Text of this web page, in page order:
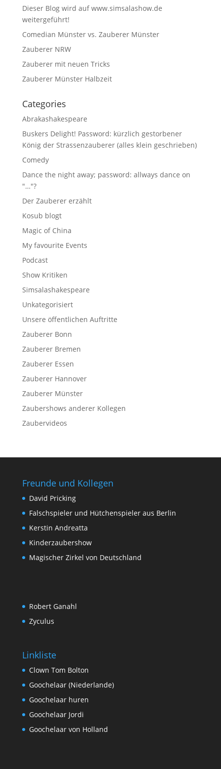
Dieser Blog wird auf www.simsalashow.de
weitergeführt!
Comedian Münster vs. Zauberer Münster
Zauberer NRW
Zauberer mit neuen Tricks
Zauberer Münster Halbzeit
Categories
Abrakashakespeare
Buskers Delight! Password: kürzlich gestorbener
König der Strassenzauberer (alles klein geschrieben)
Comedy
Dance the night away; password: allways dance on
"…"?
Der Zauberer erzählt
Kosub blogt
Magic of China
My favourite Events
Podcast
Show Kritiken
Simsalashakespeare
Unkategorisiert
Unsere öffentlichen Auftritte
Zauberer Bonn
Zauberer Bremen
Zauberer Essen
Zauberer Hannover
Zauberer Münster
Zaubershows anderer Kollegen
Zaubervideos
Freunde und Kollegen
David Pricking
Falschspieler und Hütchenspieler aus Berlin
Kerstin Andreatta
Kinderzaubershow
Magischer Zirkel von Deutschland
Robert Ganahl
Zyculus
Linkliste
Clown Tom Bolton
Goochelaar (Niederlande)
Goochelaar huren
Goochelaar Jordi
Goochelaar von Holland